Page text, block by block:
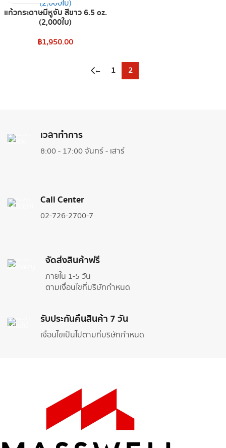
แก้วกระดาษมีหูจับ สีขาว 6.5 oz.
(2,000ใบ)
฿1,950.00
← 1 2
เวลาทำการ
8:00 - 17:00 จันทร์ - เสาร์
Call Center
02-726-2700-7
จัดส่งสินค้าฟรี
ภายใน 1-5 วัน
ตามเงื่อนไขที่บริษัทกำหนด
รับประกันคืนสินค้า 7 วัน
เงื่อนไขเป็นไปตามที่บริษัทกำหนด